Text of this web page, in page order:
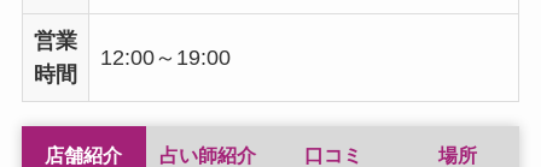
営業
時間
12:00～19:00
店舗紹介 占い師紹介 口コミ 場所